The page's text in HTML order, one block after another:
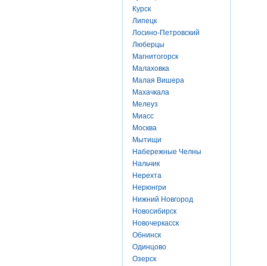
Курск
Липецк
Лосино-Петровский
Люберцы
Магнитогорск
Малаховка
Малая Вишера
Махачкала
Мелеуз
Миасс
Москва
Мытищи
Набережные Челны
Нальчик
Нерехта
Нерюнгри
Нижний Новгород
Новосибирск
Новочеркасск
Обнинск
Одинцово
Озерск